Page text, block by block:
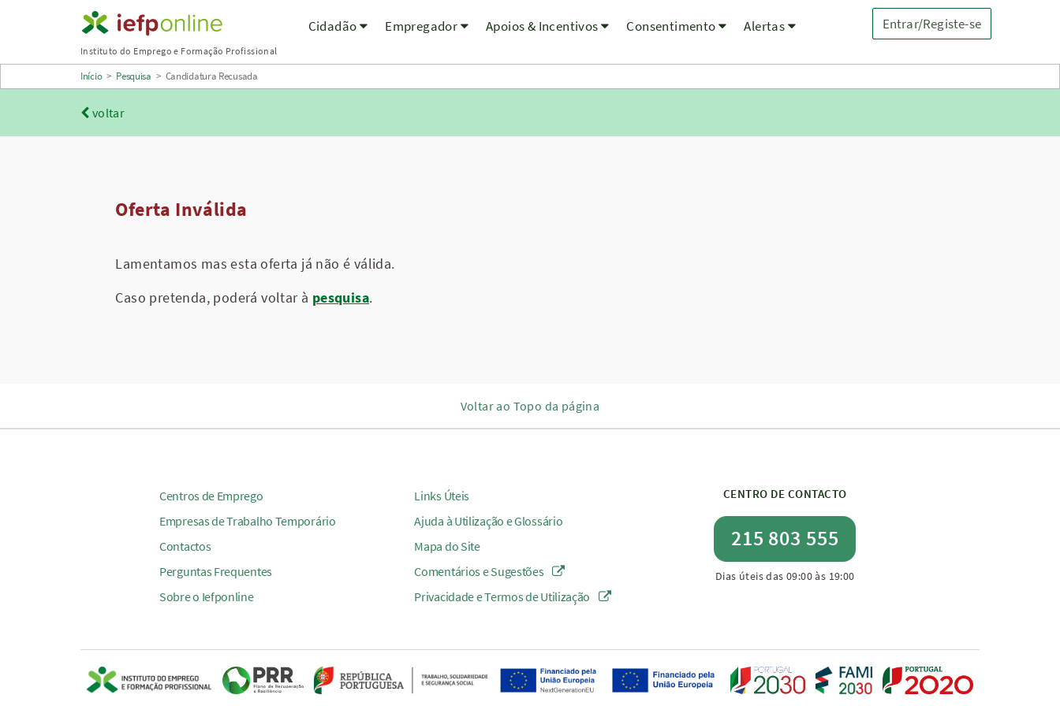
Instituto do Emprego e Formação Profissional
Entrar/Registe-se
Cidadão Empregador Apoios & Incentivos Consentimento Alertas
Início > Pesquisa > Candidatura Recusada
voltar
Oferta Inválida
Lamentamos mas esta oferta já não é válida.
Caso pretenda, poderá voltar à pesquisa.
Voltar ao Topo da página
Centros de Emprego
Empresas de Trabalho Temporário
Contactos
Perguntas Frequentes
Sobre o Iefponline
Links Úteis
Ajuda à Utilização e Glossário
Mapa do Site
Comentários e Sugestões
Privacidade e Termos de Utilização
CENTRO DE CONTACTO
215 803 555
Dias úteis das 09:00 às 19:00